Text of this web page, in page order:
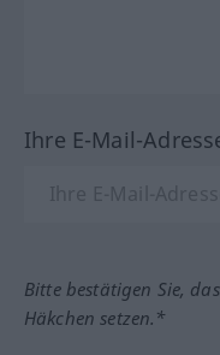
Ihre E-Mail-
Bitte bestätigen Sie,
Häkchen setzen.*